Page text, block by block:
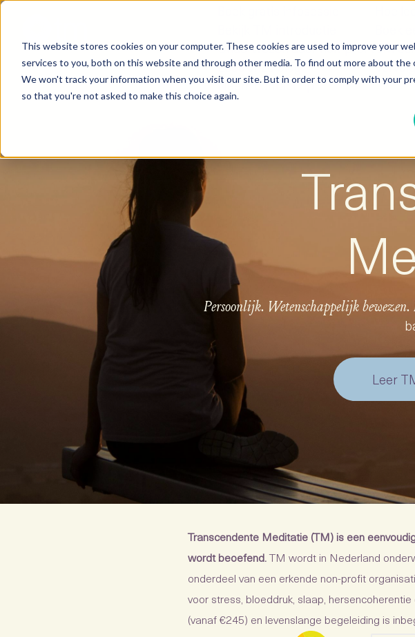
This website stores cookies on your computer. These cookies are used to improve your
services to you, both on this website and through other media. To find out more about the
We won't track your information when you visit our site. But in order to comply with your
so that you're not asked to make this choice again.
Onderwezen door non-profit
Lees onze blog
Neem contact op
TM
Persoonlijk. Wetenschappelijk bewezen.
Leer
Transcendente Meditatie (TM) is een
wordt beoefend.TM wordt in Nederland
onderdeel van een erkende non-profit
voor stress, bloeddruk, slaap,
(vanaf €245) en levenslange begeleiding is